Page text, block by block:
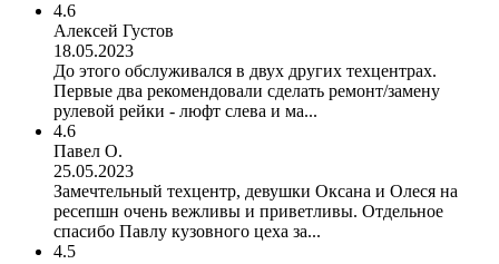
4.6
Алексей Густов
18.05.2023
До этого обслуживался в двух других техцентрах.
Первые два рекомендовали сделать ремонт/замену
рулевой рейки - люфт слева и ма...
4.6
Павел О.
25.05.2023
Замечтельный техцентр, девушки Оксана и Олеся на
ресепшн очень вежливы и приветливы. Отдельное
спасибо Павлу кузовного цеха за...
4.5